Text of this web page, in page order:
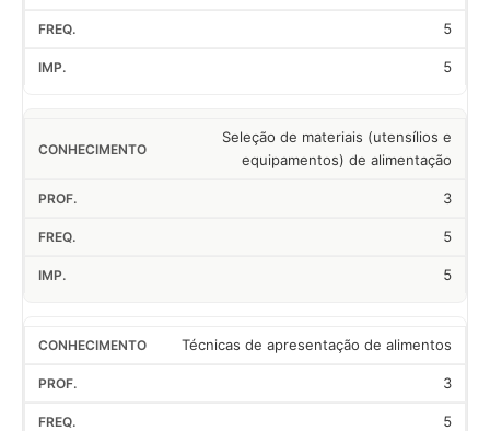
5
5
Seleção de materiais (utensílios e
equipamentos) de alimentação
3
5
5
Técnicas de apresentação de alimentos
3
5